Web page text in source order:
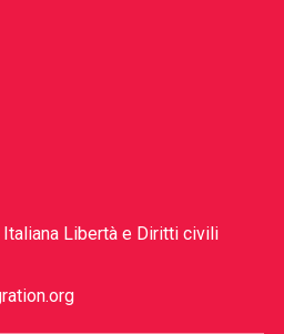
Libertà e Diritti civili